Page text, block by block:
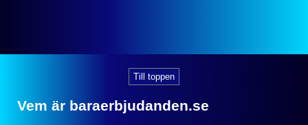
Till toppen
Vem är baraerbjudanden.se